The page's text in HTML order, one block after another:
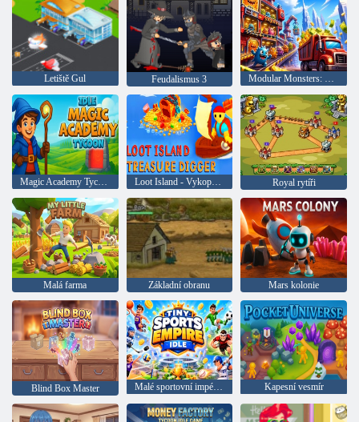
Letiště Gul Feudalismus 3 Modular Monsters: Underground Factory Tycoon
Magic Academy Tycoon Loot Island - Vykopávač pokladů Royal rytíři
Malá farma Základní obranu Mars kolonie
Blind Box Master Malé sportovní impérium Kapesní vesmír